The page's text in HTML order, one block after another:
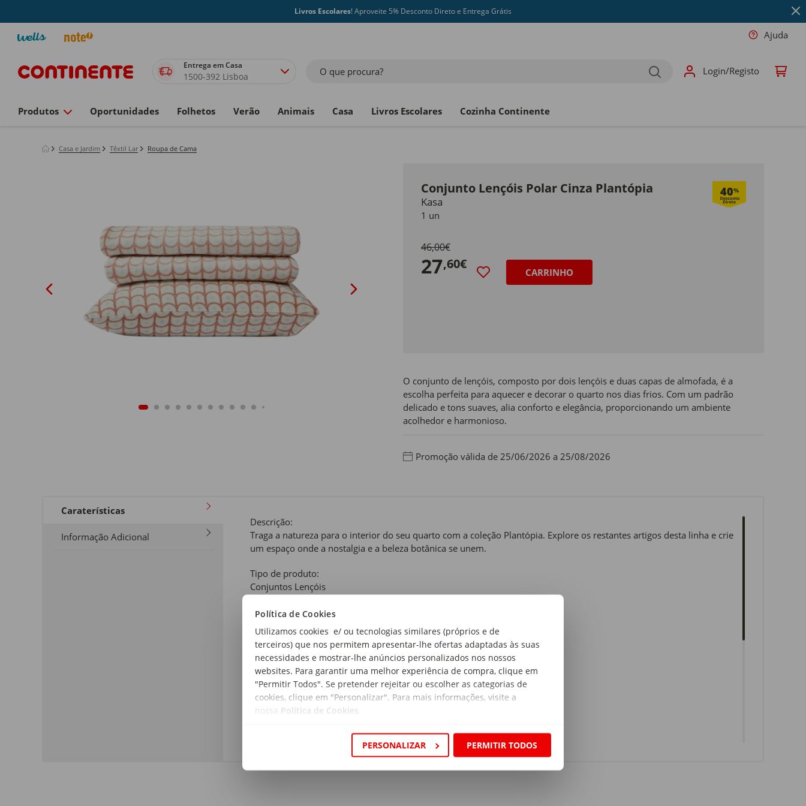
Política de Cookies
Utilizamos cookies e/ ou tecnologias similares (próprios e de
terceiros) que nos permitem apresentar-lhe ofertas adaptadas às suas
necessidades e mostrar-lhe anúncios personalizados nos nossos
websites. Para garantir uma melhor experiência de compra, clique em
"Permitir Todos". Se pretender rejeitar ou escolher as categorias de
cookies, clique em "Personalizar". Para mais informações, visite a
nossa Política de Cookies
PERSONALIZAR PERMITIR TODOS
Livros Escolares! Aproveite 5% Desconto Direto e Entrega Grátis
Ajuda
Entrega em Casa
1500-392 Lisboa O que procura? Login/Registo
Produtos Oportunidades Folhetos Verão Animais Casa Livros Escolares Cozinha Continente
Casa e Jardim Têxtil Lar Roupa de Cama
Conjunto Lençóis Polar Cinza Plantópia 40%
Kasa
1 un
46,00€
27,60€
CARRINHO
O conjunto de lençóis, composto por dois lençóis e duas capas de almofada, é a
escolha perfeita para aquecer e decorar o quarto nos dias frios. Com um padrão
delicado e tons suaves, alia conforto e elegância, proporcionando um ambiente
acolhedor e harmonioso.
Promoção válida de 25/06/2026 a 25/08/2026
Caraterísticas
Informação Adicional
Descrição:
Traga a natureza para o interior do seu quarto com a coleção Plantópia. Explore os restantes artigos desta linha e crie
um espaço onde a nostalgia e a beleza botânica se unem.
Tipo de produto:
Conjuntos Lençóis
Cor:
Multicor
Tamanho:
Cama King
Inclui:
Lençol de cima, lençol ajustável e 2 fronhas.